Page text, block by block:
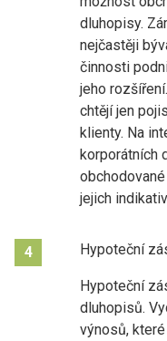
dluhopisy.
nejčastěji
činnosti
jeho
chtějí jen
klienty. Na
korporátních
jejich
4 Hypoteční
Hypoteční
dluhopisů.
výnosů,